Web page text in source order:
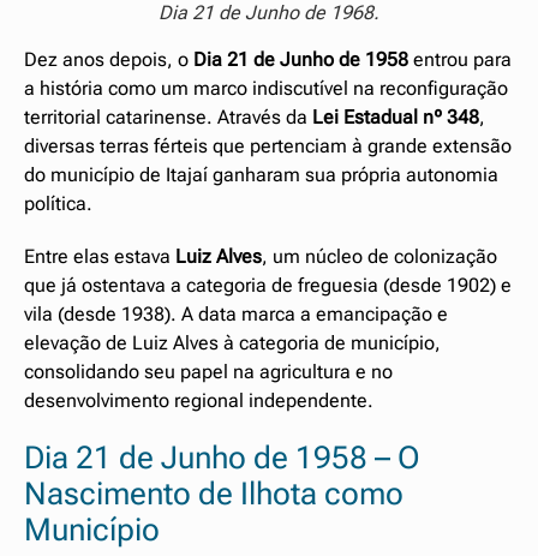
Dia 21 de Junho de 1968.
Dez anos depois, o Dia 21 de Junho de 1958 entrou para
a história como um marco indiscutível na reconfiguração
territorial catarinense. Através da Lei Estadual nº 348,
diversas terras férteis que pertenciam à grande extensão
do município de Itajaí ganharam sua própria autonomia
política.
Entre elas estava Luiz Alves, um núcleo de colonização
que já ostentava a categoria de freguesia (desde 1902) e
vila (desde 1938). A data marca a emancipação e
elevação de Luiz Alves à categoria de município,
consolidando seu papel na agricultura e no
desenvolvimento regional independente.
Dia 21 de Junho de 1958 – O
Nascimento de Ilhota como
Município